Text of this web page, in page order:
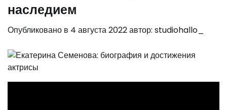
наследием
Опубликовано в 4 августа 2022автор: studiohallo_